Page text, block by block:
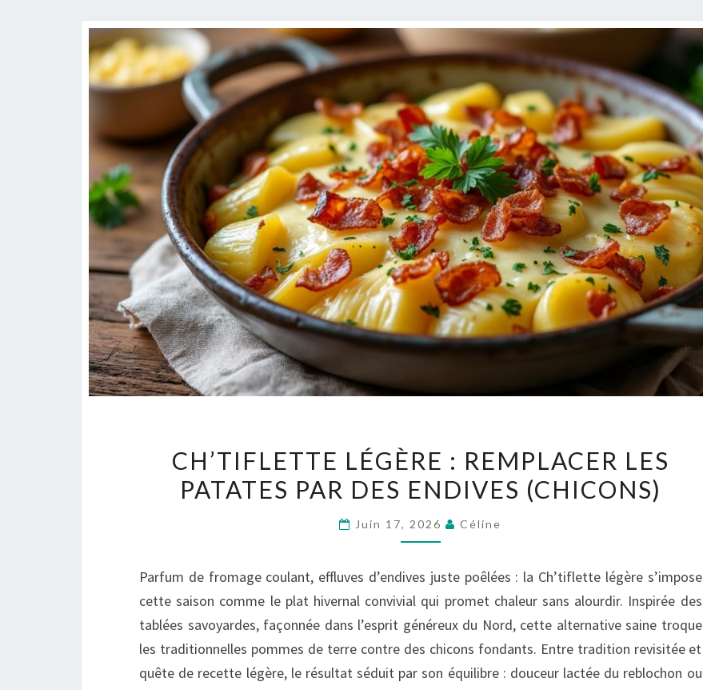
LÉGÈRE
:
LES
PAR
DES
ENDIVES
(CHICONS)
CH’TIFLETTE LÉGÈRE : REMPLACER LES
PATATES PAR DES ENDIVES (CHICONS)
Juin 17, 2026 Céline
Parfum de fromage coulant, effluves d’endives juste poêlées : la Ch’tiflette légère s’impose
cette saison comme le plat hivernal convivial qui promet chaleur sans alourdir. Inspirée des
tablées savoyardes, façonnée dans l’esprit généreux du Nord, cette alternative saine troque
les traditionnelles pommes de terre contre des chicons fondants. Entre tradition revisitée et
quête de recette légère, le résultat séduit par son équilibre : douceur lactée du reblochon ou